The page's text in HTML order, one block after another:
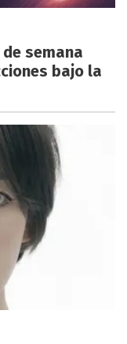
semana
bajo la